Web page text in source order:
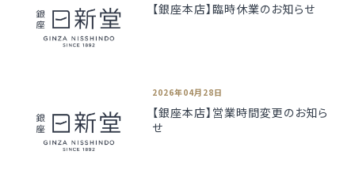
【銀座本店】臨時休業のお知らせ
2026年04月28日
【銀座本店】営業時間変更のお知ら
せ